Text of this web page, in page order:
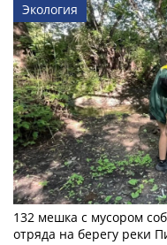
Экология
132 мешка с мусором
отряда на берегу реки